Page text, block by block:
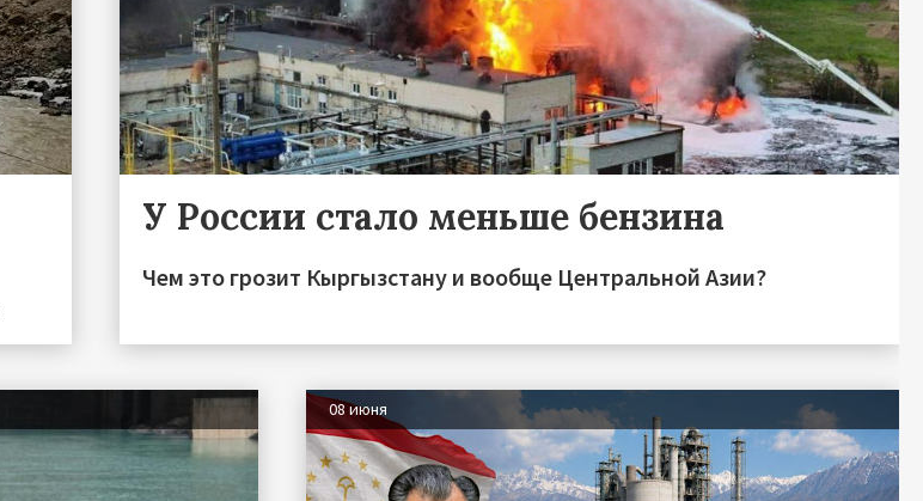
У России стало меньше бензина
Чем это грозит Кыргызстану и вообще Центральной Азии?
08 июня